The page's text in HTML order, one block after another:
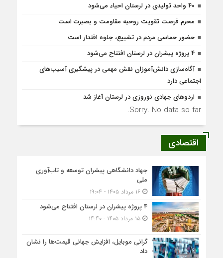
۴۰ واحد تولیدی در لرستان احیاء می‌شود
محرم فرصت تقویت روحیه مقاومت و بصیرت است
حضور حماسی مردم در تشییع، جلوه اقتدار است
۴ پروژه پیشران در لرستان افتتاح می‌شود
آگاه‌سازی دانش‌آموزان نقش مهمی در پیشگیری آسیب‌های
اجتماعی دارد
اردوهای جهادی نوروزی در لرستان آغاز شد
Sorry. No data so far.
اقتصادی
جهاد دانشگاهی پیشران توسعه و تاب‌آوری
ملی
۱۶ مرداد ۱۴۰۵ - ۱۹:۰۴
۴ پروژه پیشران در لرستان افتتاح می‌شود
۱۵ مرداد ۱۴۰۵ - ۱۴:۴۰
گرانی موبایل، افزایش جهانی قیمت‌ها را نشان
داد